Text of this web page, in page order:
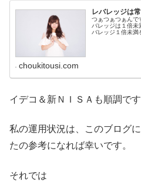
レバレッジは
つぁつぁつぁんで
バレッジは１倍未
バレッジ１倍未満
choukitousi.com
イデコ＆新ＮＩＳＡも順調です
私の運用状況は、このブログ
たの参考になれば幸いです。
それでは